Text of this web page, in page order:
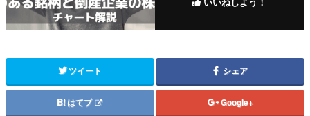
ツイート シェア
はてブ Google+